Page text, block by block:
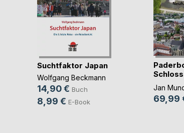
Suchtfaktor Japan
Wolfgang Beckmann
14,90 € Buch
8,99 € E-Book
von
Jan
69,99